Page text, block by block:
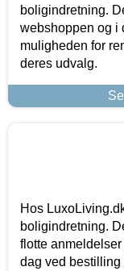
boligindretning.
webshoppen og i
muligheden for
deres udvalg.
Hos
boligindretning.
flotte
dag ved bestilling